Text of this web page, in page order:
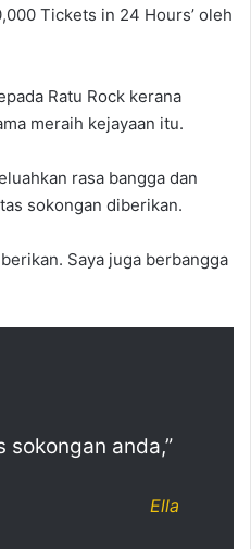
Tickets in 24 Hours’ oleh
Ratu Rock kerana
meraih kejayaan itu.
rasa bangga dan
sokongan diberikan.
Saya juga berbangga
sokongan anda,”
Ella